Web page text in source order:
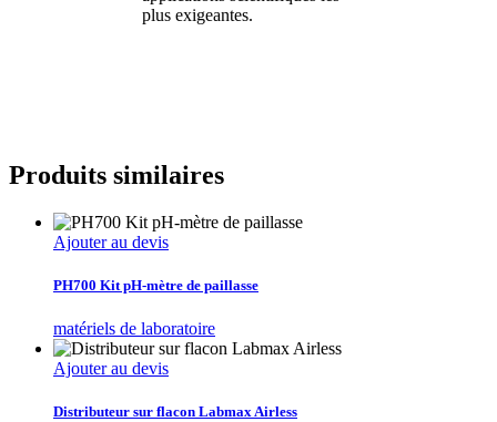
plus exigeantes.
Produits similaires
Ajouter au devis
PH700 Kit pH-mètre de paillasse
matériels de laboratoire
Ajouter au devis
Distributeur sur flacon Labmax Airless